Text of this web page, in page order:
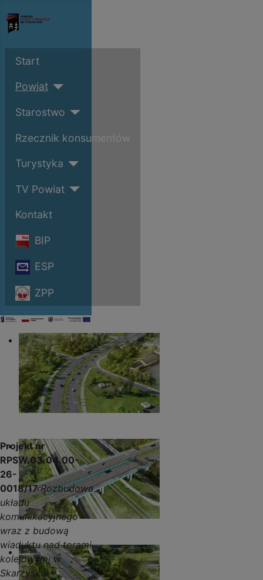
Start
Powiat
Starostwo
Rzecznik konsumentów
Turystyka
TV Powiat
Kontakt
BIP
ESP
ZPP
Projekt nr
RPSW.03.04.00-
26-
0018/17Rozbudowa
układu
komunikacyjnego
wraz z budową
wiaduktu nad torami
kolejowymi w
Skarżysku-